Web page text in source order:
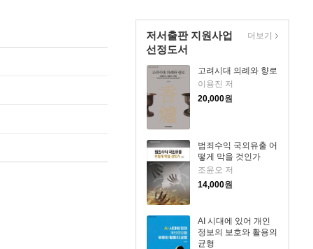
저서출판 지원사업
선정도서
고려시대 의례와 향로
이용진 저
20,000원
범죄수익 국외유출 어
떻게 막을 것인가
조윤오 저
14,000원
AI 시대에 있어 개인
정보의 보호와 활용의
균형
더보기